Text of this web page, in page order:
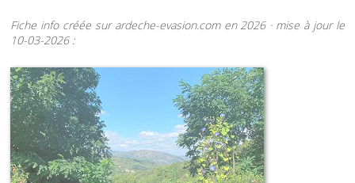
Fiche info créée sur ardeche-evasion.com en 2026 · mise à jour le
10-03-2026 :